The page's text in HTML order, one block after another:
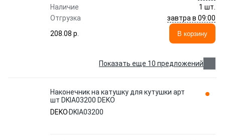
Наличие
1 шт.
Отгрузка
завтра в 09:00
208.08 p.
В корзину
Показать еще 10 предложений
Наконечник на катушку для кутушки арт
шт DKIA03200 DEKO
DEKO DKIA03200